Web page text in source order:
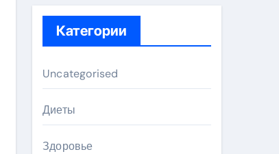
Категории
Uncategorised
Диеты
Здоровье